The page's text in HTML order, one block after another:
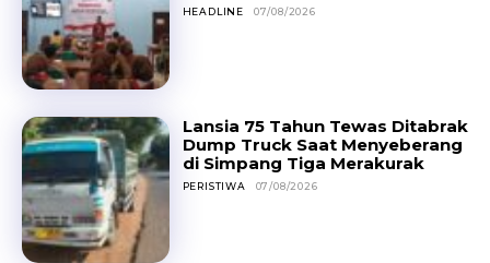
HEADLINE 07/08/2026
Lansia 75 Tahun Tewas Ditabrak
Dump Truck Saat Menyeberang
di Simpang Tiga Merakurak
PERISTIWA 07/08/2026